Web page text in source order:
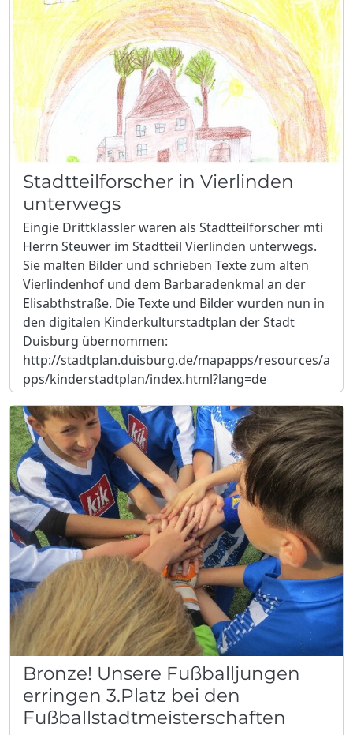
Stadtteilforscher in Vierlinden
unterwegs
Eingie Drittklässler waren als Stadtteilforscher mti
Herrn Steuwer im Stadtteil Vierlinden unterwegs.
Sie malten Bilder und schrieben Texte zum alten
Vierlindenhof und dem Barbaradenkmal an der
Elisabthstraße. Die Texte und Bilder wurden nun in
den digitalen Kinderkulturstadtplan der Stadt
Duisburg übernommen:
http://stadtplan.duisburg.de/mapapps/resources/a
pps/kinderstadtplan/index.html?lang=de
Bronze! Unsere Fußballjungen
erringen 3.Platz bei den
Fußballstadtmeisterschaften